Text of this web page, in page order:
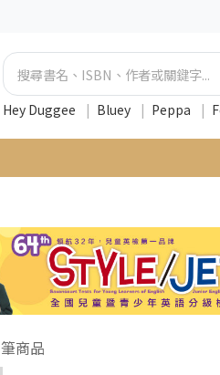
Hey Duggee | Bluey | Peppa |
筆商品